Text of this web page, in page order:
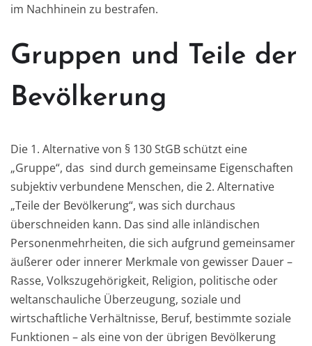
im Nachhinein zu bestrafen.
Gruppen und Teile der
Bevölkerung
Die 1. Alternative von § 130 StGB schützt eine
„Gruppe“, das sind durch gemeinsame Eigenschaften
subjektiv verbundene Menschen, die 2. Alternative
„Teile der Bevölkerung“, was sich durchaus
überschneiden kann. Das sind alle inländischen
Personenmehrheiten, die sich aufgrund gemeinsamer
äußerer oder innerer Merkmale von gewisser Dauer –
Rasse, Volkszugehörigkeit, Religion, politische oder
weltanschauliche Überzeugung, soziale und
wirtschaftliche Verhältnisse, Beruf, bestimmte soziale
Funktionen – als eine von der übrigen Bevölkerung